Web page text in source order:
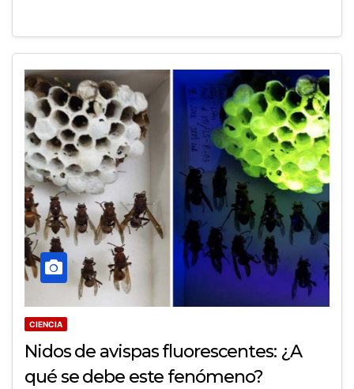
CIENCIA
Nidos de avispas fluorescentes: ¿A
qué se debe este fenómeno?